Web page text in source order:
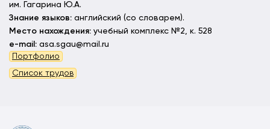
им. Гагарина Ю.А.
Знание языков: английский (со словарем).
Место нахождения: учебный комплекс №2, к. 528
e-mail: asa.sgau@mail.ru
Портфолио
Список трудов